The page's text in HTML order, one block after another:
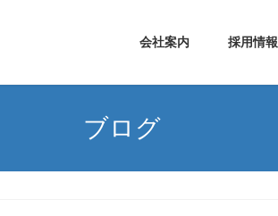
会社案内 採用情報
ブログ